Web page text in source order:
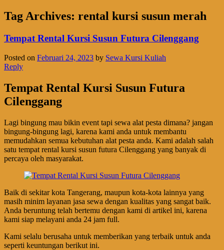
Tag Archives: rental kursi susun merah
Tempat Rental Kursi Susun Futura Cilenggang
Posted on Februari 24, 2023 by Sewa Kursi Kuliah
Reply
Tempat Rental Kursi Susun Futura
Cilenggang
Lagi bingung mau bikin event tapi sewa alat pesta dimana? jangan
bingung-bingung lagi, karena kami anda untuk membantu
memudahkan semua kebutuhan alat pesta anda. Kami adalah salah
satu tempat rental kursi susun futura Cilenggang yang banyak di
percaya oleh masyarakat.
Baik di sekitar kota Tangerang, maupun kota-kota lainnya yang
masih minim layanan jasa sewa dengan kualitas yang sangat baik.
Anda beruntung telah bertemu dengan kami di artikel ini, karena
kami siap melayani anda 24 jam full.
Kami selalu berusaha untuk memberikan yang terbaik untuk anda
seperti keuntungan berikut ini.